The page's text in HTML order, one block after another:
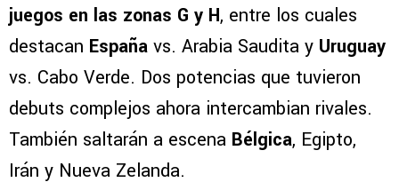
juegos en las zonas G y H, entre los cuales
destacan España vs. Arabia Saudita y Uruguay
vs. Cabo Verde. Dos potencias que tuvieron
debuts complejos ahora intercambian rivales.
También saltarán a escena Bélgica, Egipto,
Irán y Nueva Zelanda.